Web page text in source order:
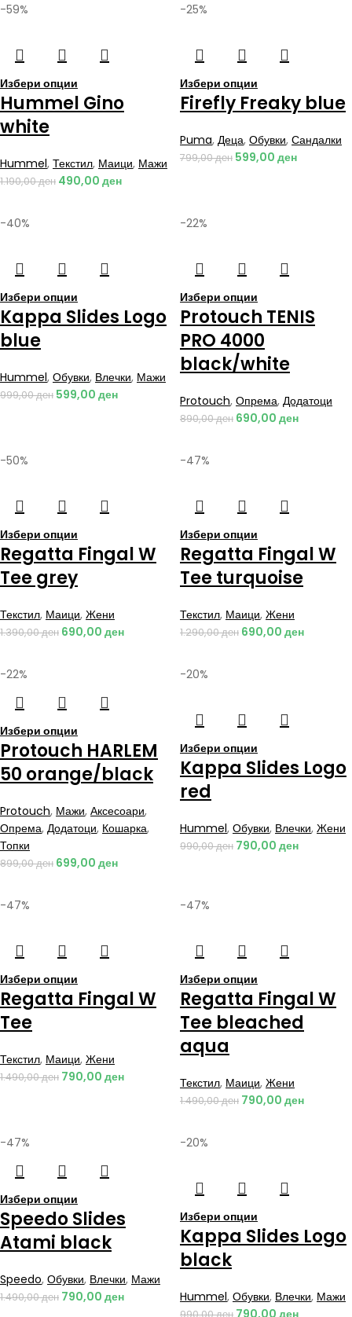
-59%
Избери опции
Hummel Gino
white
Hummel, Текстил, Маици, Мажи
1.190,00ден 490,00 ден
-25%
Избери опции
Firefly Freaky blue
Puma, Деца, Обувки, Сандалки
799,00ден 599,00 ден
-40%
Избери опции
Kappa Slides Logo
blue
Hummel, Обувки, Влечки, Мажи
999,00ден 599,00 ден
-22%
Избери опции
Protouch TENIS
PRO 4000
black/white
Protouch, Опрема, Додатоци
890,00ден 690,00 ден
-50%
Избери опции
Regatta Fingal W
Tee grey
Текстил, Маици, Жени
1.390,00ден 690,00 ден
-47%
Избери опции
Regatta Fingal W
Tee turquoise
Текстил, Маици, Жени
1.290,00ден 690,00 ден
-22%
Избери опции
Protouch HARLEM
50 orange/black
Protouch, Мажи, Аксесоари,
Опрема, Додатоци, Кошарка,
Топки
899,00ден 699,00 ден
-20%
Избери опции
Kappa Slides Logo
red
Hummel, Обувки, Влечки, Жени
990,00ден 790,00 ден
-47%
Избери опции
Regatta Fingal W
Tee
Текстил, Маици, Жени
1.490,00ден 790,00 ден
-47%
Избери опции
Regatta Fingal W
Tee bleached
aqua
Текстил, Маици, Жени
1.490,00ден 790,00 ден
-47%
Избери опции
Speedo Slides
Atami black
Speedo, Обувки, Влечки, Мажи
1.490,00ден 790,00 ден
-20%
Избери опции
Kappa Slides Logo
black
Hummel, Обувки, Влечки, Мажи
990,00ден 790,00 ден